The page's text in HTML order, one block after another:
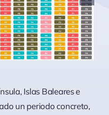
Islas Baleares e
un periodo concreto,